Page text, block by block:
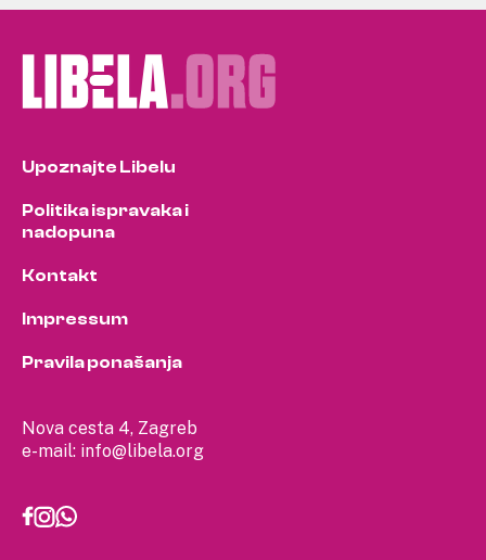
Nova cesta 4, Zagreb
e-mail: info@libela.org
Upoznajte Libelu
Politika ispravaka i
nadopuna
Kontakt
Impressum
Pravila ponašanja